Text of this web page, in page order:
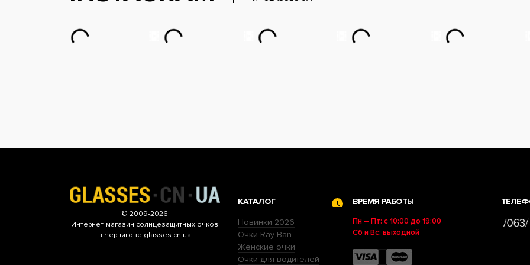
© 2009-2026
Интернет-магазин солнцезащитных очков
в Чернигове glasses.cn.ua
КАТАЛОГ
Новинки 2026
Очки Ray Ban
Женские очки
Очки для водителей
ВРЕМЯ РАБОТЫ
Пн – Пт: с 10:00 до 19:00
Сб и Вс: выходной